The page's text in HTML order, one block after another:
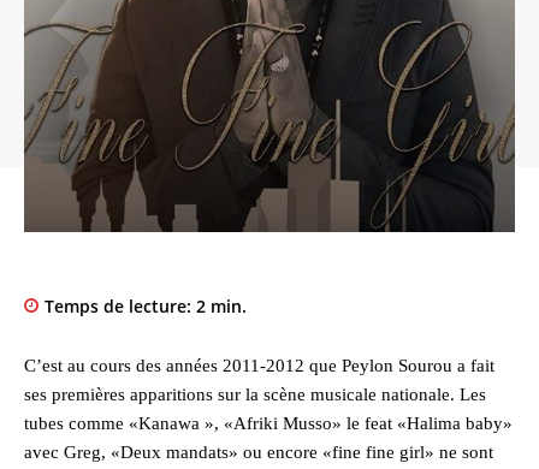
Temps de lecture: 2 min.
C’est au cours des années 2011-2012 que Peylon Sourou a fait
ses premières apparitions sur la scène musicale nationale. Les
tubes comme «Kanawa », «Afriki Musso» le feat «Halima baby»
avec Greg, «Deux mandats» ou encore «fine fine girl» ne sont